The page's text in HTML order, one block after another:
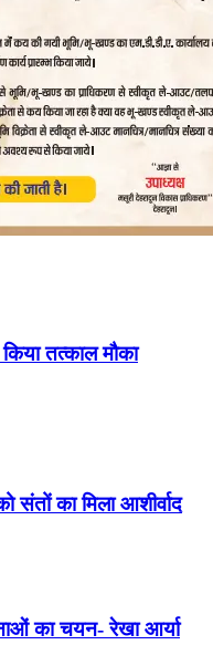
किया तत्काल मौका
का मिला आशीर्वाद
का चयन- रेखा आर्या